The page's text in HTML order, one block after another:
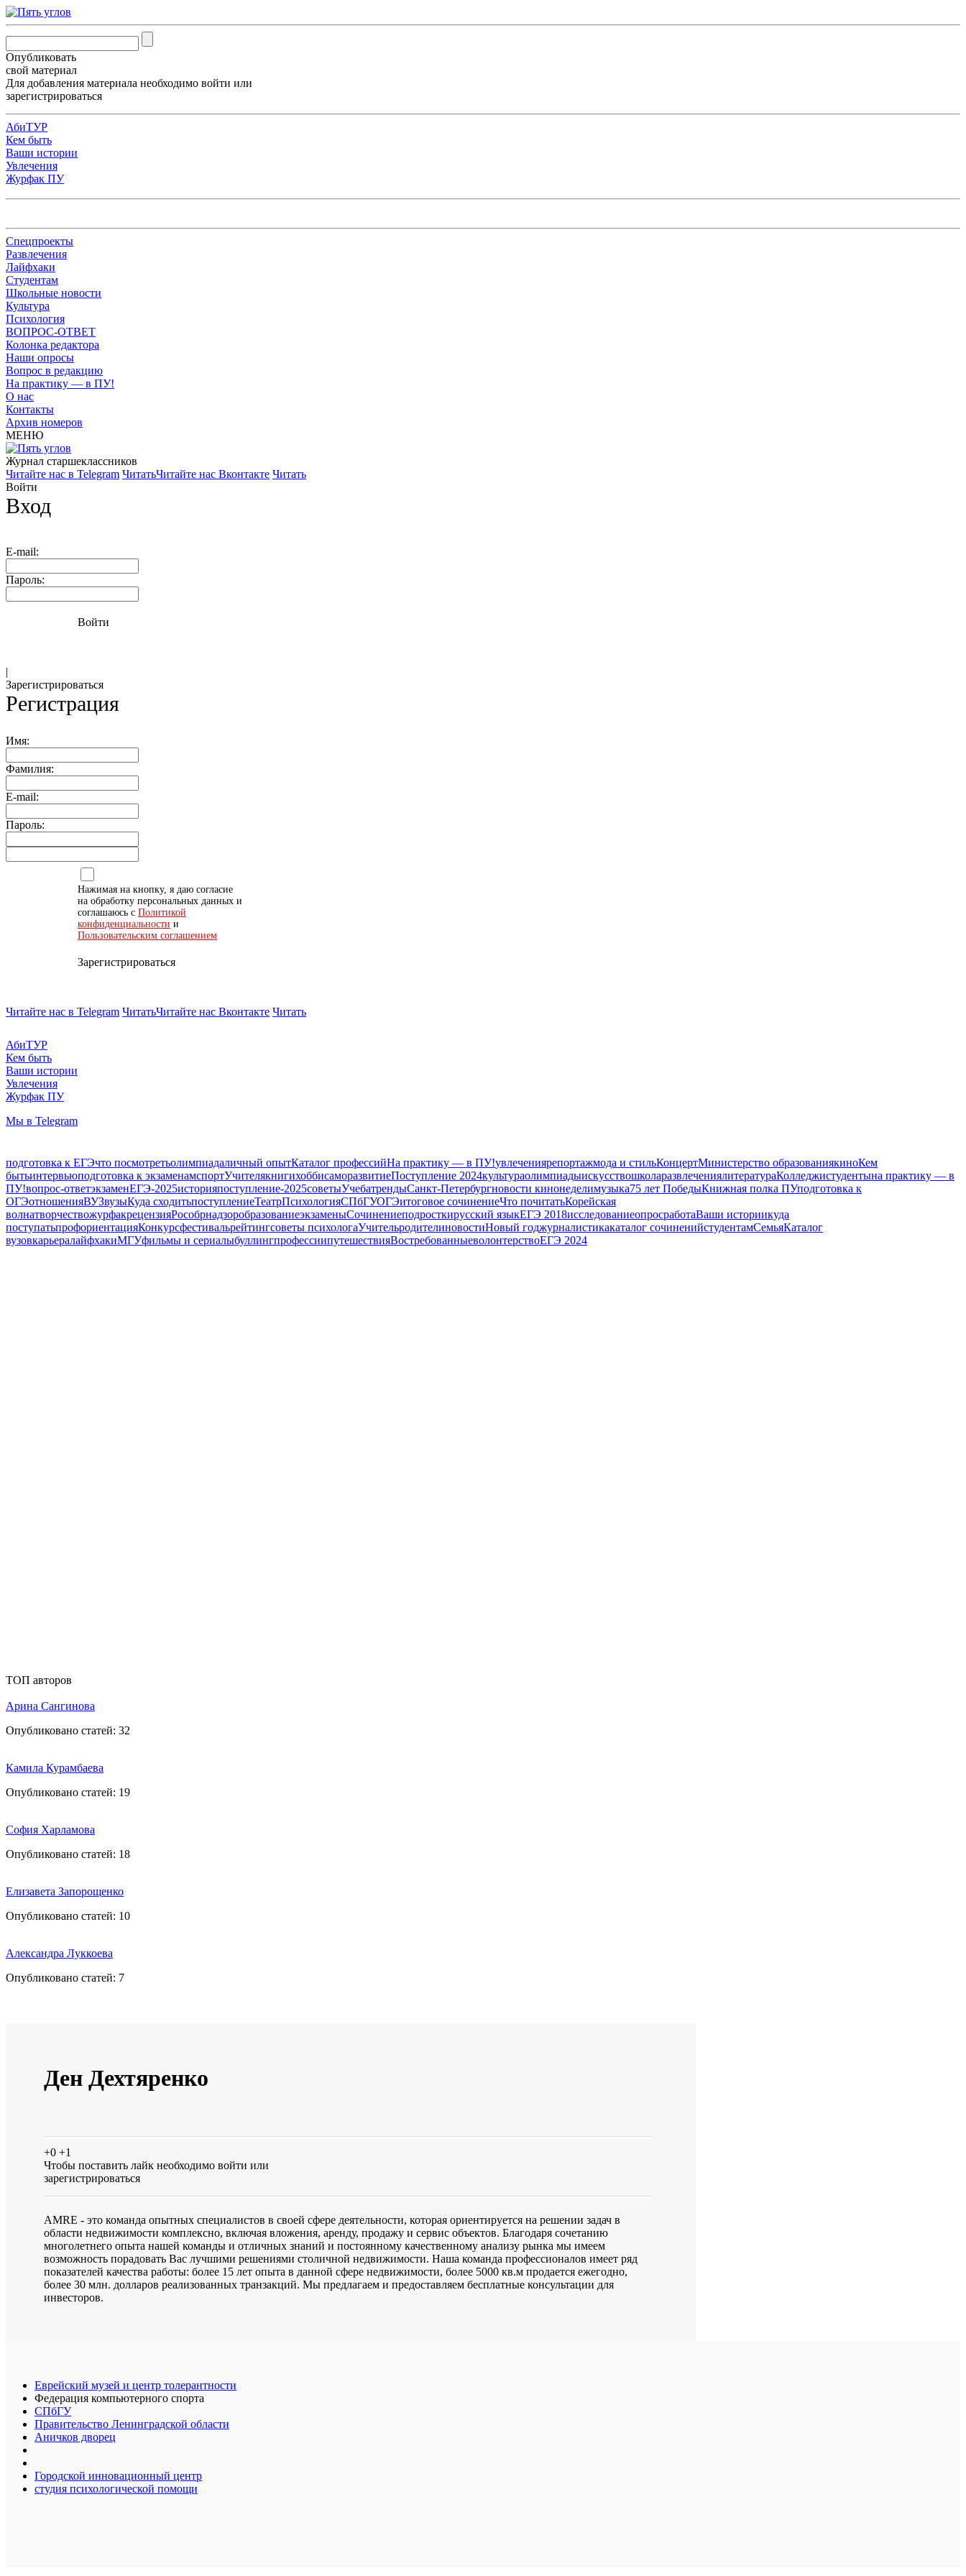
Опубликовать
свой материал
Для добавления материала необходимо войти или
зарегистрироваться
АбиТУР
Кем быть
Ваши истории
Увлечения
Журфак ПУ
Спецпроекты
Развлечения
Лайфхаки
Студентам
Школьные новости
Культура
Психология
ВОПРОС-ОТВЕТ
Колонка редактора
Наши опросы
Вопрос в редакцию
На практику — в ПУ!
О нас
Контакты
Архив номеров
МЕНЮ
Журнал старшекласcников
Читайте нас в Telegram ЧитатьЧитайте нас Вконтакте Читать
Войти
Вход
E-mail:
Пароль:
Войти
|
Зарегистрироваться
Регистрация
Имя:
Фамилия:
E-mail:
Пароль:
Нажимая на кнопку, я даю согласие
на обработку персональных данных и
соглашаюсь с Политикой
конфиденциальности и
Пользовательским соглашением
Зарегистрироваться
Читайте нас в Telegram ЧитатьЧитайте нас Вконтакте Читать
АбиТУР
Кем быть
Ваши истории
Увлечения
Журфак ПУ
Мы в Telegram
подготовка к ЕГЭчто посмотретьолимпиадаличный опытКаталог профессийНа практику — в ПУ!увлечениярепортажмода и стильКонцертМинистерство образованиякиноКем
бытьинтервьюподготовка к экзаменамспортУчителякнигихоббисаморазвитиеПоступление 2024культураолимпиадыискусствошколаразвлечениялитератураКолледжистудентына практику — в
ПУ!вопрос-ответэкзаменЕГЭ-2025историяпоступление-2025советыУчебатрендыСанкт-Петербургновости кинонеделимузыка75 лет ПобедыКнижная полка ПУподготовка к
ОГЭотношенияВУЗвузыКуда сходитьпоступлениеТеатрПсихологияСПбГУОГЭитоговое сочинениеЧто почитатьКорейская
волнатворчествожурфакрецензияРособрнадзоробразованиеэкзаменыСочинениеподросткирусский языкЕГЭ 2018исследованиеопросработаВаши историикуда
поступатьпрофориентацияКонкурсфестивальрейтингсоветы психологаУчительродителиновостиНовый годжурналистикакаталог сочиненийстудентамСемьяКаталог
вузовкарьералайфхакиМГУфильмы и сериалыбуллингпрофессиипутешествияВостребованныеволонтерствоЕГЭ 2024
ТОП авторов
Арина Сангинова
Опубликовано статей: 32
Камила Курамбаева
Опубликовано статей: 19
София Харламова
Опубликовано статей: 18
Елизавета Запорощенко
Опубликовано статей: 10
Александра Луккоева
Опубликовано статей: 7
Ден Дехтяренко
+0 +1
Чтобы поставить лайк необходимо войти или
зарегистрироваться
AMRE - это команда опытных специалистов в своей сфере деятельности, которая ориентируется на решении задач в
области недвижимости комплексно, включая вложения, аренду, продажу и сервис объектов. Благодаря сочетанию
многолетнего опыта нашей команды и отличных знаний и постоянному качественному анализу рынка мы имеем
возможность порадовать Вас лучшими решениями столичной недвижимости. Наша команда профессионалов имеет ряд
показателей качества работы: более 15 лет опыта в данной сфере недвижимости, более 5000 кв.м продается ежегодно,
более 30 млн. долларов реализованных транзакций. Мы предлагаем и предоставляем бесплатные консультации для
инвесторов.
Еврейский музей и центр толерантности
Федерация компьютерного спорта
СПбГУ
Правительство Ленинградской области
Аничков дворец
Городской инновационный центр
студия психологической помощи